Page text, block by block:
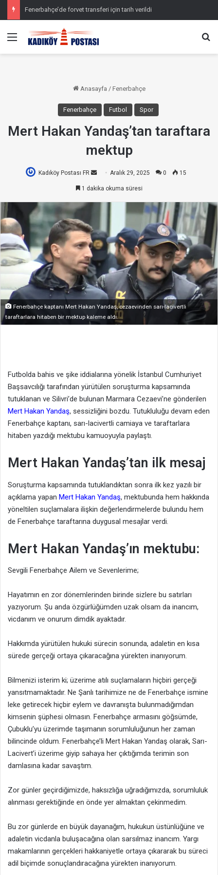
Fenerbahçe’de forvet transferi için tarih verildi
Menü
Anasayfa / Fenerbahçe
Fenerbahçe Futbol Spor
Mert Hakan Yandaş’tan taraftara
mektup
Kadıköy Postası FR
e-
Aralık 29, 2025 0 15
1 dakika okuma süresi
Fenerbahçe kaptanı Mert Hakan Yandaş, cezaevinden sarı-lacivertli
taraftarlara hitaben bir mektup kaleme aldı.
Futbolda bahis ve şike iddialarına yönelik İstanbul Cumhuriyet
Başsavcılığı tarafından yürütülen soruşturma kapsamında
tutuklanan ve Silivri’de bulunan Marmara Cezaevi’ne gönderilen
Mert Hakan Yandaş, sessizliğini bozdu. Tutukluluğu devam eden
Fenerbahçe kaptanı, sarı-lacivertli camiaya ve taraftarlara
hitaben yazdığı mektubu kamuoyuyla paylaştı.
Mert Hakan Yandaş’tan ilk mesaj
Soruşturma kapsamında tutuklandıktan sonra ilk kez yazılı bir
açıklama yapan Mert Hakan Yandaş, mektubunda hem hakkında
yöneltilen suçlamalara ilişkin değerlendirmelerde bulundu hem
de Fenerbahçe taraftarına duygusal mesajlar verdi.
Mert Hakan Yandaş’ın mektubu:
Sevgili Fenerbahçe Ailem ve Sevenlerime;
Hayatımın en zor dönemlerinden birinde sizlere bu satırları
yazıyorum. Şu anda özgürlüğümden uzak olsam da inancım,
vicdanım ve onurum dimdik ayaktadır.
Hakkımda yürütülen hukuki sürecin sonunda, adaletin en kısa
sürede gerçeği ortaya çıkaracağına yürekten inanıyorum.
Bilmenizi isterim ki; üzerime atılı suçlamaların hiçbiri gerçeği
yansıtmamaktadır. Ne Şanlı tarihimize ne de Fenerbahçe ismine
leke getirecek hiçbir eylem ve davranışta bulunmadığımdan
kimsenin şüphesi olmasın. Fenerbahçe armasını göğsümde,
Çubuklu’yu üzerimde taşımanın sorumluluğunun her zaman
bilincinde oldum. Fenerbahçe’li Mert Hakan Yandaş olarak, Sarı-
Lacivert’i üzerime giyip sahaya her çıktığımda terimin son
damlasına kadar savaştım.
Zor günler geçirdiğimizde, haksızlığa uğradığımızda, sorumluluk
alınması gerektiğinde en önde yer almaktan çekinmedim.
Bu zor günlerde en büyük dayanağım, hukukun üstünlüğüne ve
adaletin vicdanla buluşacağına olan sarsılmaz inancım. Yargı
makamlarının gerçekleri hakkaniyetle ortaya çıkararak bu süreci
adil biçimde sonuçlandıracağına yürekten inanıyorum.